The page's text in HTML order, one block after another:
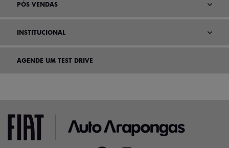
PÓS VENDAS
INSTITUCIONAL
AGENDE UM TEST DRIVE